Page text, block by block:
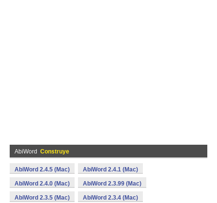
AbiWord Construye
AbiWord 2.4.5 (Mac) AbiWord 2.4.1 (Mac)
AbiWord 2.4.0 (Mac) AbiWord 2.3.99 (Mac)
AbiWord 2.3.5 (Mac) AbiWord 2.3.4 (Mac)